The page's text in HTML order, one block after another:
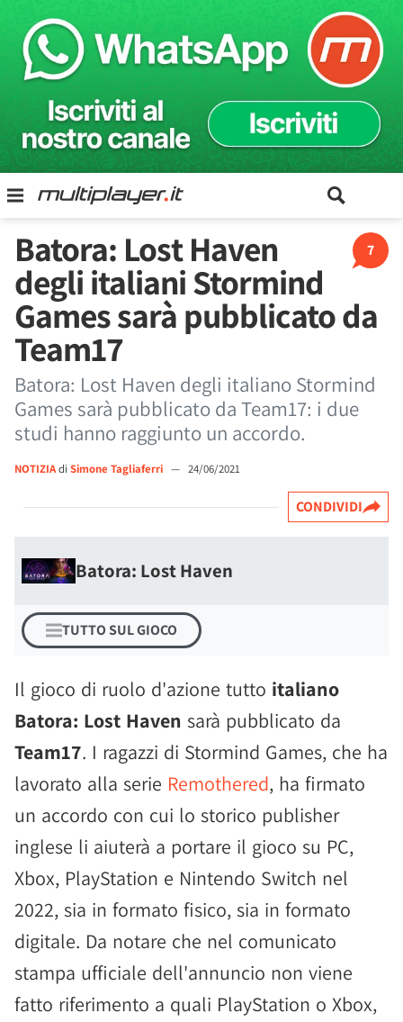
7
Batora: Lost Haven
degli italiani Stormind
Games sarà pubblicato da
Team17
Batora: Lost Haven degli italiano Stormind
Games sarà pubblicato da Team17: i due
studi hanno raggiunto un accordo.
NOTIZIAdi Simone Tagliaferri — 24/06/2021
CONDIVIDI
Batora: Lost Haven
TUTTO SUL GIOCO
Il gioco di ruolo d'azione tutto italiano
Batora: Lost Haven sarà pubblicato da
Team17. I ragazzi di Stormind Games, che ha
lavorato alla serie Remothered, ha firmato
un accordo con cui lo storico publisher
inglese li aiuterà a portare il gioco su PC,
Xbox, PlayStation e Nintendo Switch nel
2022, sia in formato fisico, sia in formato
digitale. Da notare che nel comunicato
stampa ufficiale dell'annuncio non viene
fatto riferimento a quali PlayStation o Xbox,